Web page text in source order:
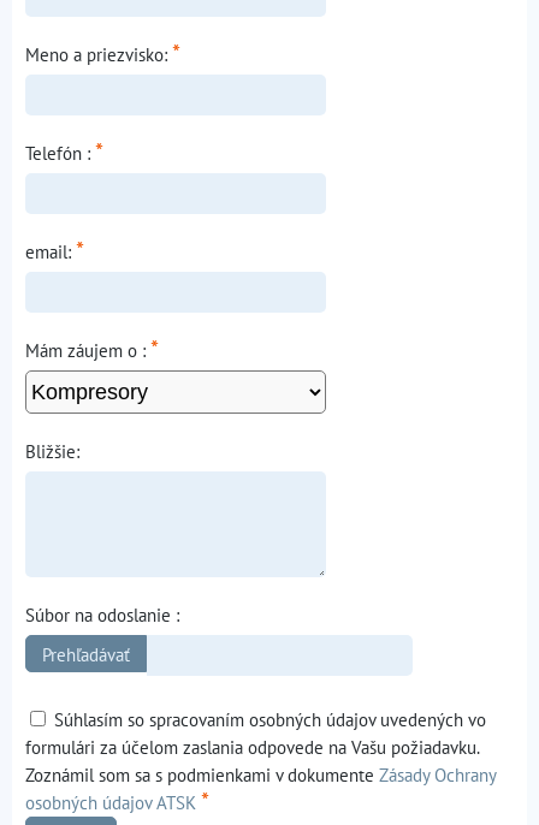
Meno a priezvisko: *
Telefón : *
email: *
Mám záujem o : *
Bližšie:
Súbor na odoslanie :
Súhlasím so spracovaním osobných údajov uvedených vo
formulári za účelom zaslania odpovede na Vašu požiadavku.
Zoznámil som sa s podmienkami v dokumente Zásady Ochrany
osobných údajov ATSK *